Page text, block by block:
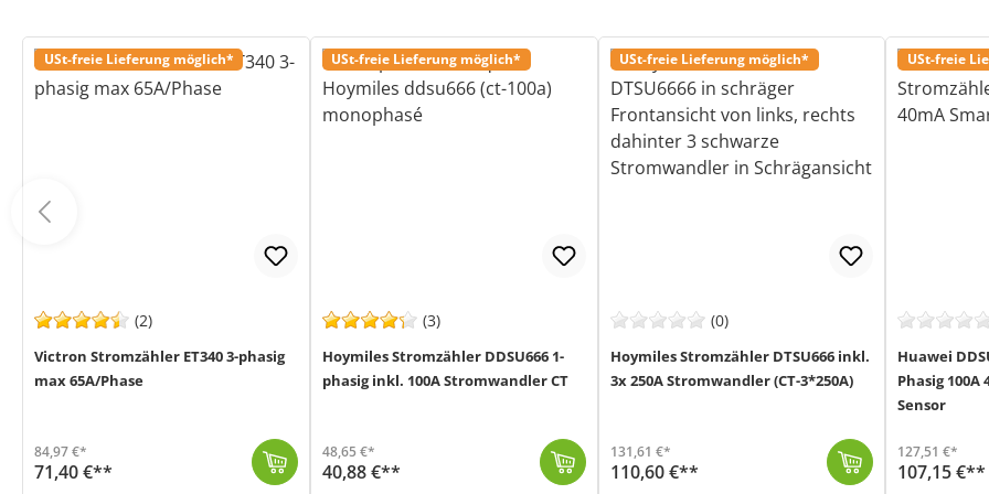
USt-freie Lieferung möglich*
(2)
Victron Stromzähler ET340 3-phasig
max 65A/Phase
84,97 €*
71,40 €**
USt-freie Lieferung möglich*
(3)
Hoymiles Stromzähler DDSU666 1-
phasig inkl. 100A Stromwandler CT
48,65 €*
40,88 €**
USt-freie Lieferung möglich*
(0)
Hoymiles Stromzähler DTSU666 inkl.
3x 250A Stromwandler (CT-3*250A)
131,61 €*
110,60 €**
USt-freie
Huawei
Phasig
Sensor
127,51 €*
107,15 €**